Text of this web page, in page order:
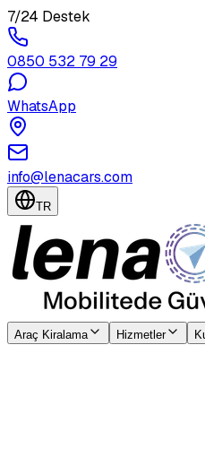
7/24 Destek
0850 532 79 29
WhatsApp
info@lenacars.com
TR
Araç Kiralama Hizmetler